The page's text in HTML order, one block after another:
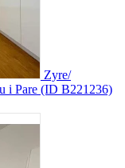
Zyre/
i Pare (ID B221236)